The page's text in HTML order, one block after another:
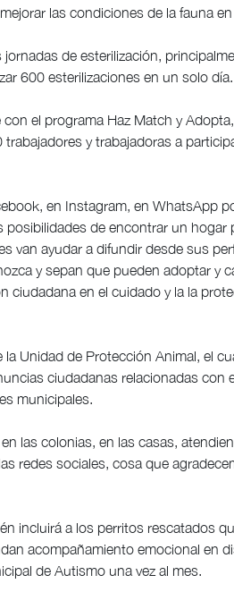
las condiciones de la fauna
de esterilización,
600 esterilizaciones en un solo día.
el programa Haz Match y
y trabajadoras a
en Instagram, en WhatsApp
posibilidades de encontrar un hogar
van ayudar a difundir desde sus
y sepan que pueden adoptar y
ciudadana en el cuidado y la la
Unidad de Protección Animal, el
ciudadanas relacionadas con
municipales.
las colonias, en las casas,
redes sociales, cosa que
incluirá a los perritos rescatados
acompañamiento emocional en
de Autismo una vez al mes.